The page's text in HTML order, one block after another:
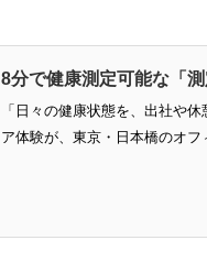
8分で健康測定可能な「
「日々の健康状態を、出社や
ア体験が、東京・日本橋のオ